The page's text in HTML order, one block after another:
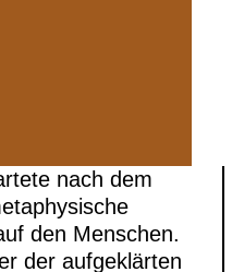
nach dem
den Menschen.
der aufgeklärten